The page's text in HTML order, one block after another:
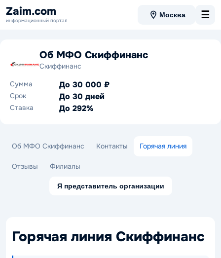
Zaim.com
информационный портал
Москва ☰
Об МФО Скиффинанс
Скиффинанс
Сумма
До 30 000 ₽
Срок До 30 дней
Ставка До 292%
Об МФО Скиффинанс Контакты Горячая линия
Отзывы Филиалы
Я представитель организации
Горячая линия Скиффинанс